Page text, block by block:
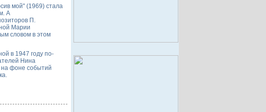
мой" (1969) стала
А
П.
Марии
словом в этом
в 1947 году по-
Нина
на фоне событий